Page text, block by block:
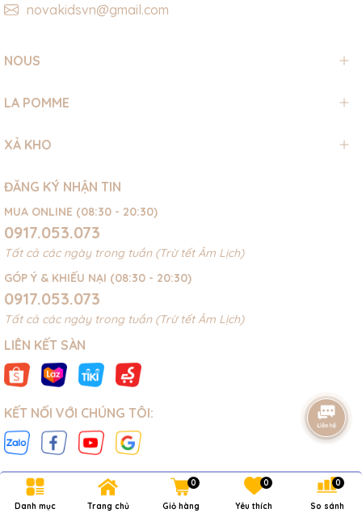
novakidsvn@gmail.com
NOUS
LA POMME
XẢ KHO
ĐĂNG KÝ NHẬN TIN
MUA ONLINE (08:30 - 20:30)
0917.053.073
Tất cả các ngày trong tuần (Trừ tết Âm Lịch)
GÓP Ý & KHIẾU NẠI (08:30 - 20:30)
0917.053.073
Tất cả các ngày trong tuần (Trừ tết Âm Lịch)
LIÊN KẾT SÀN
KẾT NỐI VỚI CHÚNG TÔI:
Bản quyền thuộc về NOVAKIDS
Danh mục Trang chủ Giỏ hàng
0
Yêu thích
0
So sánh
0